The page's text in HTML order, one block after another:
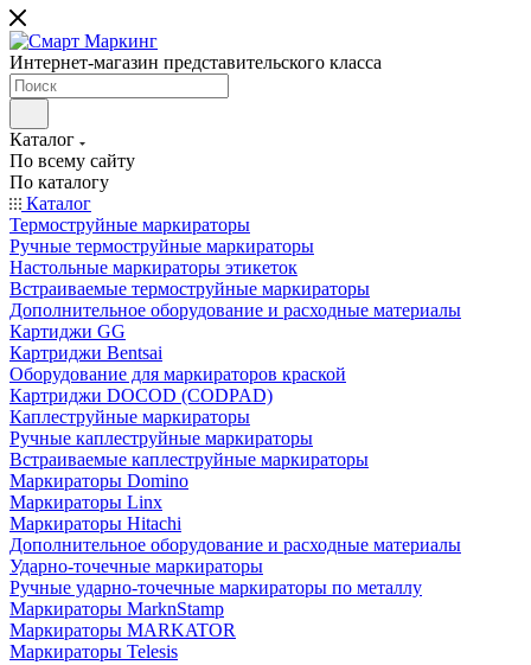
Интернет-магазин представительского класса
Каталог
По всему сайту
По каталогу
Каталог
Термоструйные маркираторы
Ручные термоструйные маркираторы
Настольные маркираторы этикеток
Встраиваемые термоструйные маркираторы
Дополнительное оборудование и расходные материалы
Картиджи GG
Картриджи Bentsai
Оборудование для маркираторов краской
Картриджи DOCOD (CODPAD)
Каплеструйные маркираторы
Ручные каплеструйные маркираторы
Встраиваемые каплеструйные маркираторы
Маркираторы Domino
Маркираторы Linx
Маркираторы Hitachi
Дополнительное оборудование и расходные материалы
Ударно-точечные маркираторы
Ручные ударно-точечные маркираторы по металлу
Маркираторы MarknStamp
Маркираторы MARKATOR
Маркираторы Telesis